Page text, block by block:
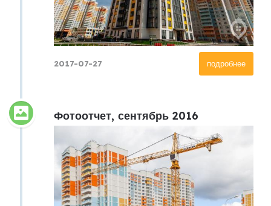
подробнее
2017-07-27
Фотоотчет, сентябрь 2016